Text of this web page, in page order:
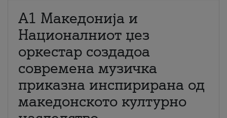
А1 Македонија и
Националниот џез
оркестар создадоа
современа музичка
приказна инспирирана од
македонското културно